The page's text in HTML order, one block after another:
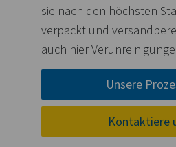
sie nach den höchsten
verpackt und
auch hier
Unsere
Kontaktiere